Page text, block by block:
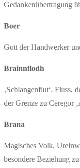
Gedankenübertragung
Boer
Gott der Handwerker
Brainnflodh
‚Schlangenflut‘. Fluss,
der Grenze zu Ceregor
Brana
Magisches Volk,
besondere Beziehung